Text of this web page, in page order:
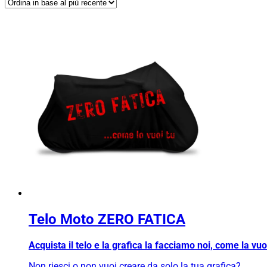
Telo Moto ZERO FATICA
Acquista il telo e la grafica la facciamo noi, come la